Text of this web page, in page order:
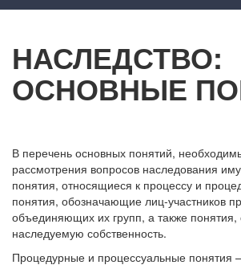
НАСЛЕДСТВО:
ОСНОВНЫЕ
В перечень основных понятий,
рассмотрения вопросов наследования
понятия, относящиеся к процессу и
понятия, обозначающие лиц-участников
объединяющих их групп, а также
наследуемую собственность.
Процедурные и процессуальные понятия